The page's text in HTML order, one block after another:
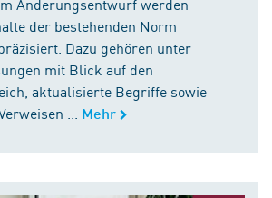
der bestehenden Norm
Dazu gehören unter
mit Blick auf den
aktualisierte Begriffe sowie
...
Mehr